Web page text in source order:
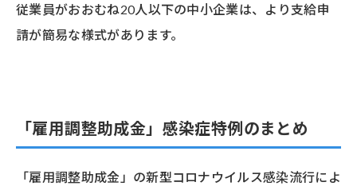
従業員がおおむね20人以下の中小企業は、より支給申
請が簡易な様式があります。
「雇用調整助成金」感染症特例のまとめ
「雇用調整助成金」の新型コロナウイルス感染流行によ